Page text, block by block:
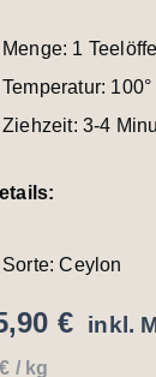
Menge: 1 Teelöffel
Temperatur: 100°
Ziehzeit: 3-4
Sorte: Ceylon
€ inkl.
€ / kg